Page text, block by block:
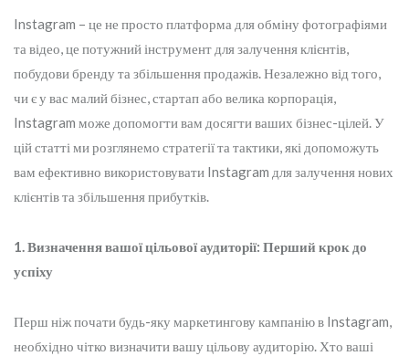
Instagram – це не просто платформа для обміну фотографіями
та відео, це потужний інструмент для залучення клієнтів,
побудови бренду та збільшення продажів. Незалежно від того,
чи є у вас малий бізнес, стартап або велика корпорація,
Instagram може допомогти вам досягти ваших бізнес-цілей. У
цій статті ми розглянемо стратегії та тактики, які допоможуть
вам ефективно використовувати Instagram для залучення нових
клієнтів та збільшення прибутків.
1. Визначення вашої цільової аудиторії: Перший крок до
успіху
Перш ніж почати будь-яку маркетингову кампанію в Instagram,
необхідно чітко визначити вашу цільову аудиторію. Хто ваші